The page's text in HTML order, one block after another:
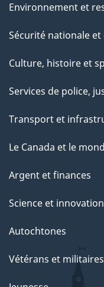
Environnement et
Sécurité nationale et
Culture, histoire et
Services de police,
Transport et
Le Canada et le
Argent et finances
Science et innovation
Autochtones
Vétérans et militaires